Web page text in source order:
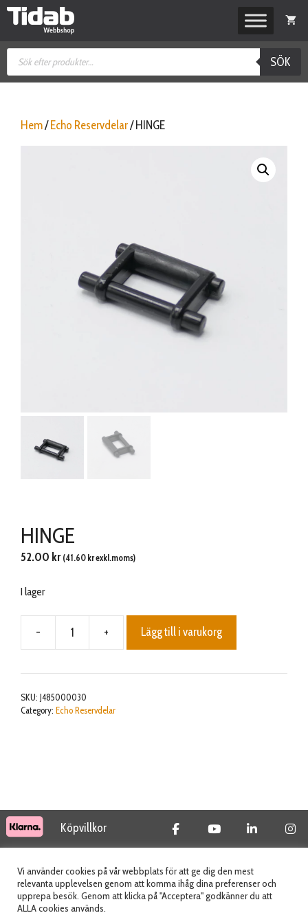
Hoppa
Produktsökning
SÖK
Hem/ Echo Reservdelar/ HINGE
HINGE
52.00 kr (41.60 krexkl.moms)
I lager
-
HINGE
+ Lägg till i varukorg
SKU: J485000030
Category: Echo Reservdelar
Köpvillkor
© 2026 Tidab AB - All Rights Reserved
Vi använder cookies på vår webbplats för att ge dig den mest
relevanta upplevelsen genom att komma ihåg dina preferenser och
upprepa besök. Genom att klicka på "Acceptera" godkänner du att
ALLA cookies används.